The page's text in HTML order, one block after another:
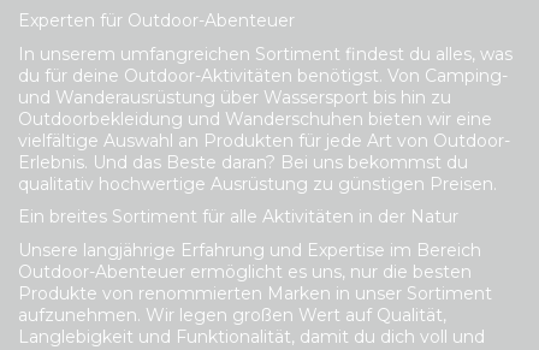
Experten für Outdoor-Abenteuer
In unserem umfangreichen Sortiment findest du alles, was
du für deine Outdoor-Aktivitäten benötigst. Von Camping-
und Wanderausrüstung über Wassersport bis hin zu
Outdoorbekleidung und Wanderschuhen bieten wir eine
vielfältige Auswahl an Produkten für jede Art von Outdoor-
Erlebnis. Und das Beste daran? Bei uns bekommst du
qualitativ hochwertige Ausrüstung zu günstigen Preisen.
Ein breites Sortiment für alle Aktivitäten in der Natur
Unsere langjährige Erfahrung und Expertise im Bereich
Outdoor-Abenteuer ermöglicht es uns, nur die besten
Produkte von renommierten Marken in unser Sortiment
aufzunehmen. Wir legen großen Wert auf Qualität,
Langlebigkeit und Funktionalität, damit du dich voll und